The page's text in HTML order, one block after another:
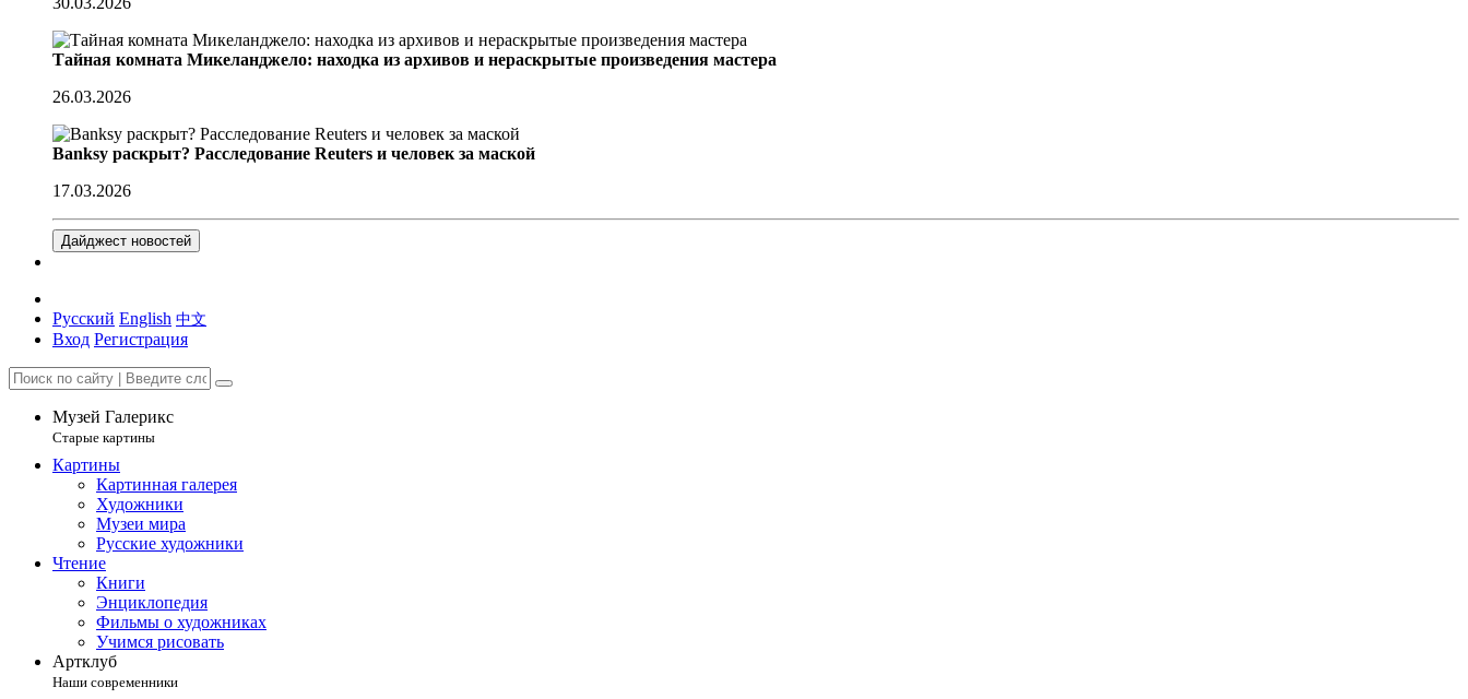
Тайная комната Микеланджело: находка из архивов и нераскрытые произведения мастера
26.03.2026
Banksy раскрыт? Расследование Reuters и человек за маской
17.03.2026
Дайджест новостей
Русский English 中文
Вход Регистрация
Музей Галерикс
Старые картины
Картины
Картинная галерея
Художники
Музеи мира
Русские художники
Чтение
Книги
Энциклопедия
Фильмы о художниках
Учимся рисовать
Артклуб
Наши современники